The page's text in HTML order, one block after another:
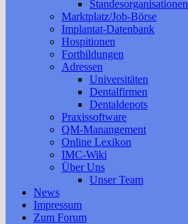
Standesorganisationen
Marktplatz/Job-Börse
Implantat-Datenbank
Hospitionen
Fortbildungen
Adressen
Universitäten
Dentalfirmen
Dentaldepots
Praxissoftware
QM-Manangement
Online Lexikon
IMC-Wiki
Über Uns
Unser Team
News
Impressum
Zum Forum